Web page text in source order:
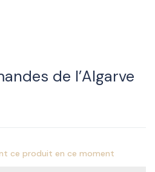
de l’Algarve
ce produit en ce moment